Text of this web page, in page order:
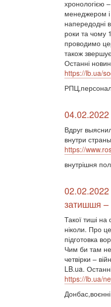
хронологією
менеджером
напередодні
роки та чому
проводимо
також
Останні
https://lb.ua/
Вдруг
внутри
https://
внутрішня
02.02.2022
затишшя –
Такої тиші на
ніколи. Про
підготовка
Чим би там не
четвірки –
LB.ua.
https://lb.ua/